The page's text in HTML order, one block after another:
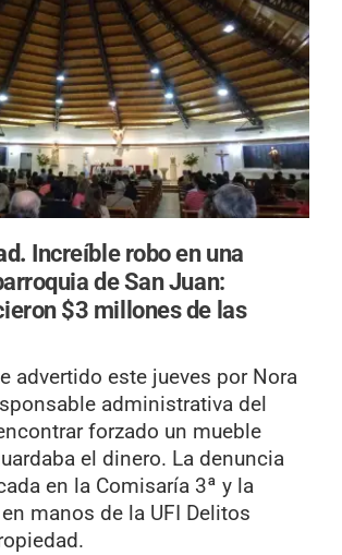
Increíble robo en una
de San Juan:
$3 millones de las
advertido este jueves por Nora
administrativa del
forzado un mueble
el dinero. La denuncia
en la Comisaría 3ª y la
manos de la UFI Delitos